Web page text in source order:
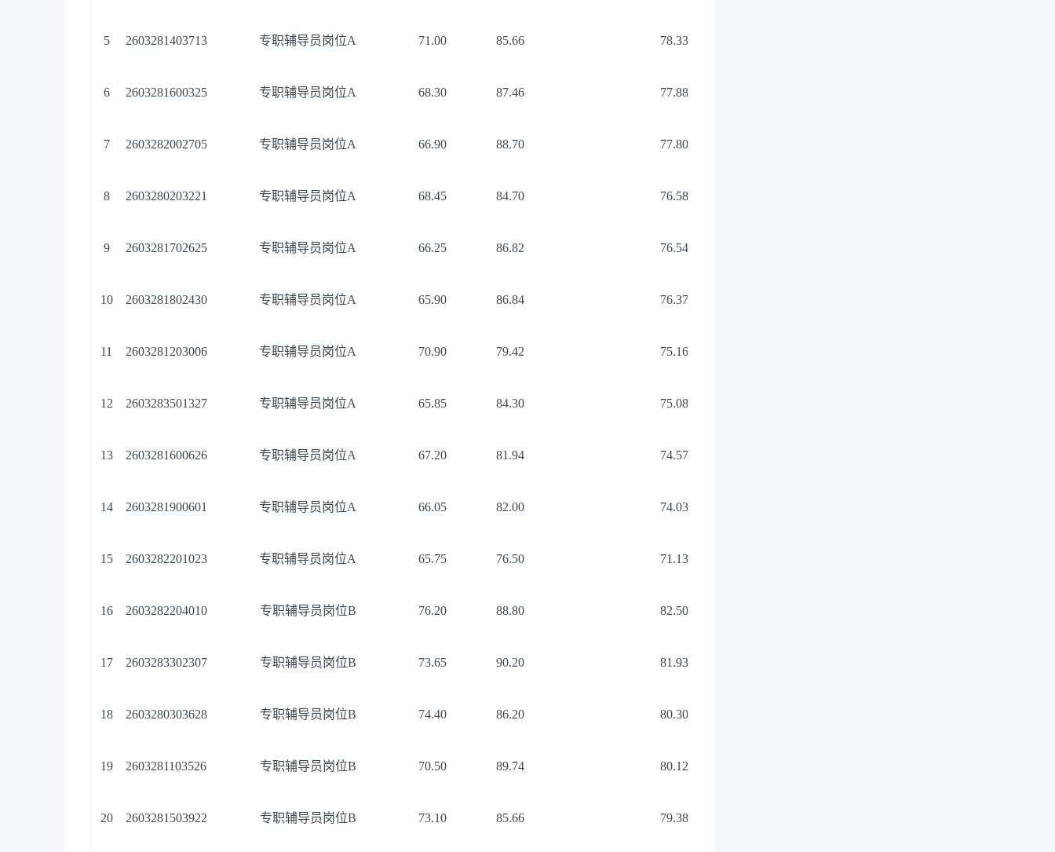
5 2603281403713 专职辅导员岗位A 71.00 85.66 78.33
6 2603281600325 专职辅导员岗位A 68.30 87.46 77.88
7 2603282002705 专职辅导员岗位A 66.90 88.70 77.80
8 2603280203221 专职辅导员岗位A 68.45 84.70 76.58
9 2603281702625 专职辅导员岗位A 66.25 86.82 76.54
10 2603281802430 专职辅导员岗位A 65.90 86.84 76.37
11 2603281203006 专职辅导员岗位A 70.90 79.42 75.16
12 2603283501327 专职辅导员岗位A 65.85 84.30 75.08
13 2603281600626 专职辅导员岗位A 67.20 81.94 74.57
14 2603281900601 专职辅导员岗位A 66.05 82.00 74.03
15 2603282201023 专职辅导员岗位A 65.75 76.50 71.13
16 2603282204010 专职辅导员岗位B 76.20 88.80 82.50
17 2603283302307 专职辅导员岗位B 73.65 90.20 81.93
18 2603280303628 专职辅导员岗位B 74.40 86.20 80.30
19 2603281103526 专职辅导员岗位B 70.50 89.74 80.12
20 2603281503922 专职辅导员岗位B 73.10 85.66 79.38